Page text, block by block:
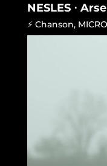
NESLES ⋅
⚡ Chanson,